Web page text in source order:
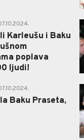
Karleušu i Baku
poplava
ljudi!
Baku Praseta,